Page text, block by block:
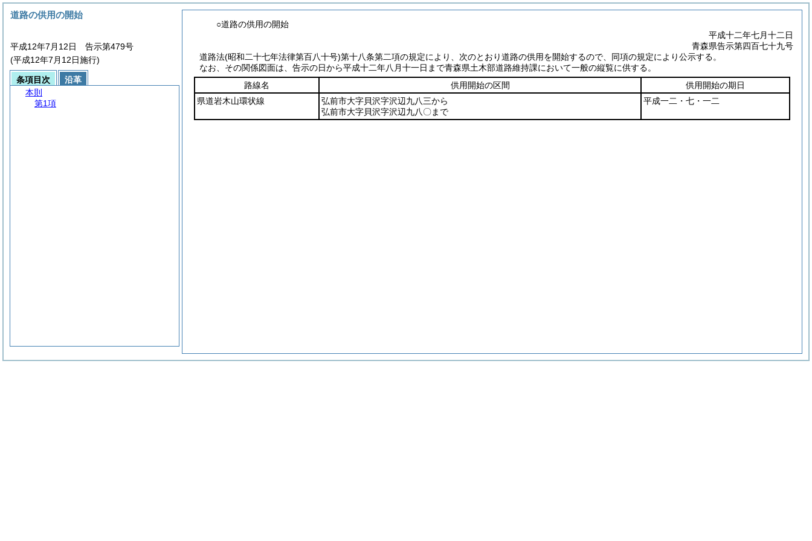
○道路の供用の開始
平成十二年七月十二日
青森県告示第四百七十九号
道路法(昭和二十七年法律第百八十号)第十八条第二項の規定により、次のとおり道路の供用を開始するので、同項の規定により公示する。
なお、その関係図面は、告示の日から平成十二年八月十一日まで青森県土木部道路維持課において一般の縦覧に供する。
路線名
供用開始の区間
供用開始の期日
県道岩木山環状線
弘前市大字貝沢字沢辺九八三から
弘前市大字貝沢字沢辺九八〇まで
平成一二・七・一二
道路の供用の開始
平成12年7月12日 告示第479号
(平成12年7月12日施行)
条項目次
沿革
本則
第1項